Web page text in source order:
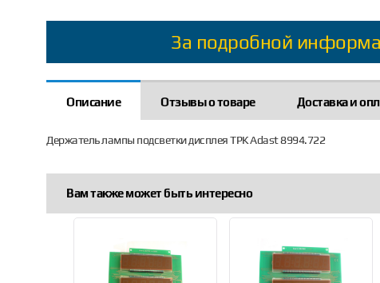
За подробной
Описание Отзывы о товаре Доставка и
Держатель лампы подсветки дисплея ТРК Adast 8994.722
Вам также может быть интересно